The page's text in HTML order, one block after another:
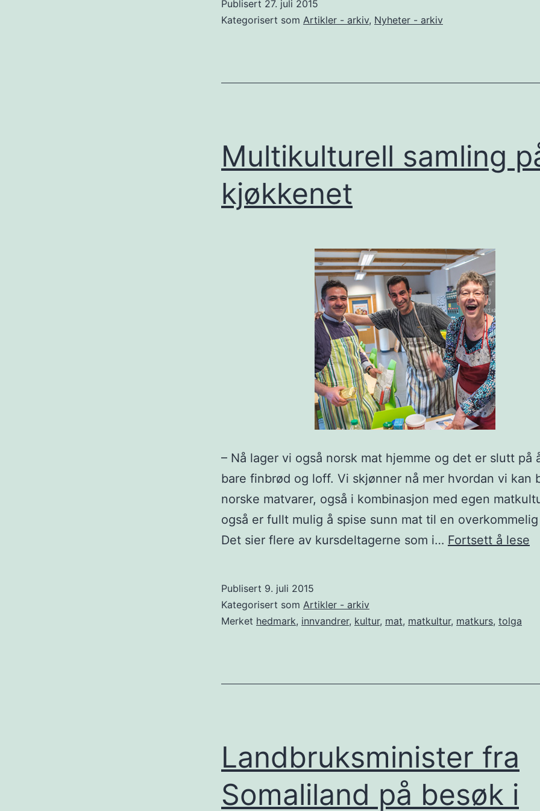
Publisert 27. juli 2015
Kategorisert som Artikler - arkiv, Nyheter - arkiv
Multikulturell samling
kjøkkenet
– Nå lager vi også norsk mat hjemme og det er slutt på
bare finbrød og loff. Vi skjønner nå mer hvordan vi kan
norske matvarer, også i kombinasjon med egen
også er fullt mulig å spise sunn mat til en
Det sier flere av kursdeltagerne som i… Fortsett å lese
Publisert 9. juli 2015
Kategorisert som Artikler - arkiv
Merket hedmark, innvandrer, kultur, mat, matkultur, matkurs, tolga
Landbruksminister fra
Somaliland på besøk i